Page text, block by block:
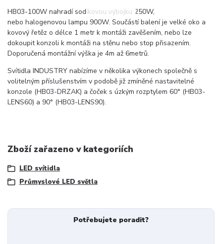
HB03-100W nahradí sodíkovou výbojku 250W,
nebo halogenovou lampu 900W. Součástí balení je velké oko a
kovový řetěz o délce 1 metr k montáži zavěšením, nebo lze
dokoupit konzoli k montáži na stěnu nebo stop přisazením.
Doporučená montážní výška je 4m až 6metrů.
Svítidla INDUSTRY nabízíme v několika výkonech společně s
volitelným příslušenstvím v podobě již zmíněné nastavitelné
konzole (HB03-DRZAK) a čoček s úzkým rozptylem 60° (HB03-
LENS60) a 90° (HB03-LENS90).
Zboží zařazeno v kategoriích
LED svítidla
Průmyslové LED světla
Potřebujete poradit?